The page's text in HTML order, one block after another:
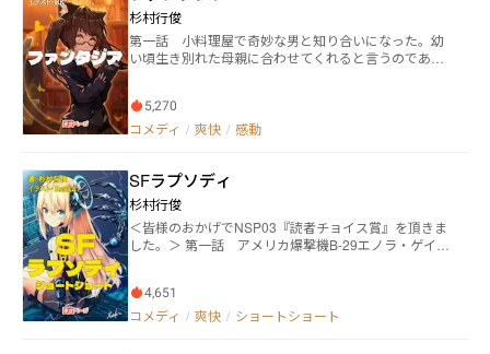
でラーメン屋を営む主人公は、ある日隊と逸れたロシ
ア兵にラーメンを奢った。 第十二話 家族写真に見知
らぬ人間が写っていた。よくよく訊いてみた
ら･･････。 第十三話 主人公はOLになって笑顔をつく
暇をつぶしていいのか分からず･･････。 第十五話 主
人公は妻からクリスマスツリーがもらえるクイズに参
ータを駆使していた。 第十八話･･････
能した。翌日その店に行ってみるとその店はすでに閉
店してしまっていた。 第八話 鼻が低くて悩んでいる
主人公が整形美容で鼻を高くした。翌日登校すると、
周囲の反応が微妙に変化する。とくに彼氏の反応がい
本を購入してしまうという失態を犯してしまう。ある
日同じような女性を書店でみかけて声を掛け
て・・・。 第十話 彼と別れる決心をした主人公は、
彼の反応は予想外のものだった。 第十一話 バイトの
後輩が熱い眼差しでクリスマスの予定を訊いてきた。
これはチャンス。 第十二話 女子たちの手違いでお互
いに間違った相手からバレンタインのチョコを貰って
しまう。それを交換する姿を別の女子に目撃されてし
番にいたずら電話を掛けてくる女性に恋をしてしまっ
た巡査の物語。 第十五話 彼女に浮気と勘違いされて
覚悟していろ」 それは甘い溺愛生活の始まりの言葉。
[登場人物] レシール・リディーア・・・リディーア公
爵家長女。 × セルト・クルーシア・・・クルーシア
公爵家長男。
杉村行俊
第一話 小料理屋で奇妙な男と知り合いになった。幼
い頃生き別れた母親に合わせてくれると言うのであ
使がいた。天使はいつも適切なアドバイスをしてくれ
る。好きな女性が二人現われた。どちらを奥さんにす
リーツアーに参加する。最後に玉手箱のようなものを
持たされて帰ってきたが、これを開けるととんでもな
いようなことが起きるような気がして躊躇をしている
となにも知らない娘が開けてしまう。 第四話 京都在
住の主人公は彼女を連れて京都大文字焼きを観に行
彼女のために大文字焼きにまつわる言い伝えを実践す
る。 第五話 主婦美波は退屈な日々を送っていた。あ
る日偶然学生時代の手紙を見つけ、面白半分で自分あ
5,270
コメディ / 爽快 / 感動
SFラプソディ
杉村行俊
＜皆様のおかげでNSP03『読者チョイス賞』を頂きま
した。＞ 第一話 アメリカ爆撃機B-29エノラ・ゲイが
宙飛行士が宇宙で不思議な音を聴いたという。指令室
の室長は頑なにそれを否定するのだった。 第三話 富
4,651
コメディ / 爽快 / ショートショート